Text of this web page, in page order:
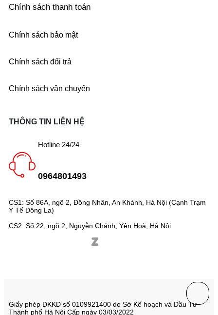
Chính sách thanh toán
Chính sách bảo mật
Chính sách đổi trả
Chính sách vận chuyển
CS1: Số 86A, ngõ 2, Đồng Nhân, An Khánh, Hà Nội (Cạnh Trạm
Y Tế Đông La)
CS2: Số 22, ngõ 2, Nguyễn Chánh, Yên Hoà, Hà Nội
THÔNG TIN LIÊN HỆ
Hotline 24/24
0964801493
Giấy phép ĐKKD số 0109921400 do Sở Kế hoạch và Đầu Tư
Thành phố Hà Nội Cấp ngày 03/03/2022